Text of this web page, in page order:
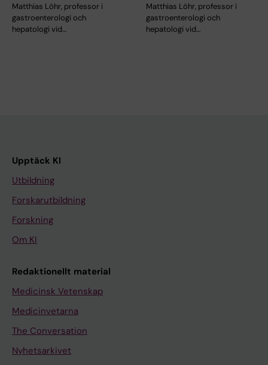
Matthias Löhr, professor i
gastroenterologi och
hepatologi vid…
Matthias Löhr, professor i
gastroenterologi och
hepatologi vid…
Upptäck KI
Utbildning
Forskarutbildning
Forskning
Om KI
Redaktionellt material
Medicinsk Vetenskap
Medicinvetarna
The Conversation
Nyhetsarkivet